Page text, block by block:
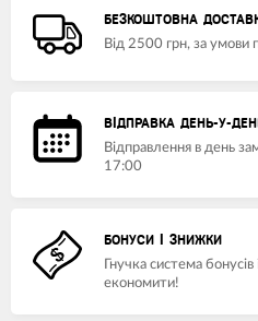
БЕЗКОШТОВНА
Від 2500 грн, за умови
ВІДПРАВКА ДЕНЬ-У-
Відправлення в день
17:00
БОНУСИ І ЗНИЖКИ
Гнучка система
економити!